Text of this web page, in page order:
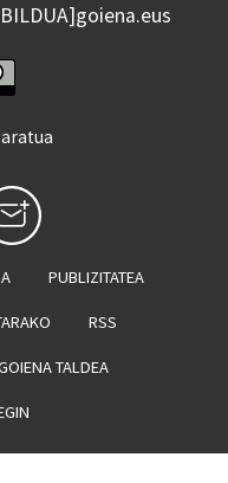
PUBLIZITATEA
RSS
TALDEA